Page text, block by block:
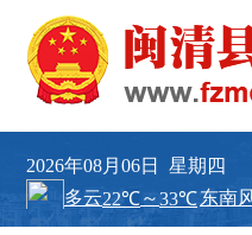
2026年08月06日 星期四